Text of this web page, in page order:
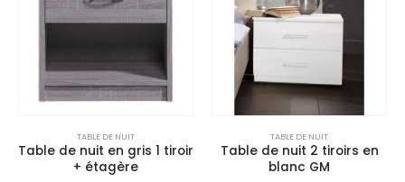
TABLE DE NUIT
Table de nuit en gris 1 tiroir
+ étagère
TABLE DE NUIT
Table de nuit 2 tiroirs en
blanc GM